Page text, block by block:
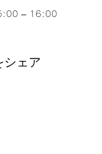
– 16:00
シェア